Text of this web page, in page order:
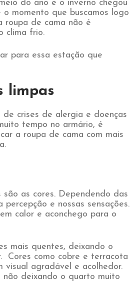
do ano e o inverno chegou
momento que buscamos logo
roupa de cama não é
clima frio.
para essa estação que
limpas
crises de alergia e doenças
tempo no armário, é
a roupa de cama com mais
arrumada.
as cores. Dependendo das
e nossas sensações.
calor e aconchego para o
mais quentes, deixando o
Cores como cobre e terracota
visual agradável e acolhedor.
não deixando o quarto muito